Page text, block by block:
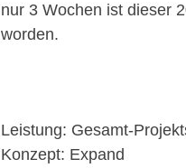
nur 3 Wochen ist dieser
worden.
Leistung: Gesamt-
Konzept: Expand